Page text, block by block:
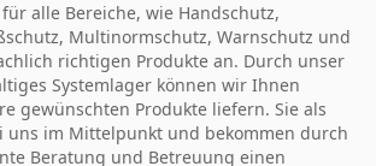
alle Bereiche, wie Handschutz,
Multinormschutz, Warnschutz und
richtigen Produkte an. Durch unser
Systemlager können wir Ihnen
gewünschten Produkte liefern. Sie als
uns im Mittelpunkt und bekommen durch
Beratung und Betreuung einen